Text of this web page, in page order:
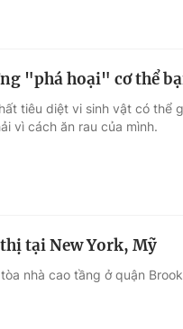
"phá hoại" cơ thể
tiêu diệt vi sinh vật có thể
vì cách ăn rau của mình.
tại New York, Mỹ
nhà cao tầng ở quận